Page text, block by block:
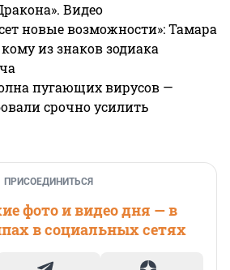
Видео
новые возможности»: Тамара
из знаков зодиака
пугающих вирусов —
срочно усилить
ПРИСОЕДИНИТЬСЯ
фото и видео дня — в
в социальных сетях